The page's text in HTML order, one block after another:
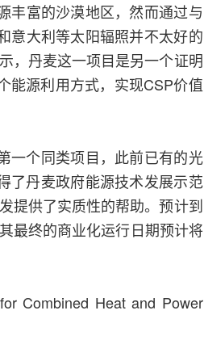
富的沙漠地区，然而通过与
意大利等太阳辐照并不太好的
，丹麦这一项目是另一个证明
能源利用方式，实现CSP价值
个同类项目，此前已有的光
了丹麦政府能源技术发展示范
提供了实质性的帮助。预计到
最终的商业化运行日期预计将
Combined Heat and Power